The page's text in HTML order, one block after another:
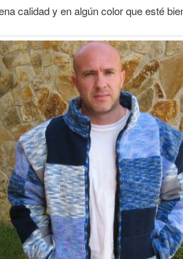
calidad y en algún color que esté